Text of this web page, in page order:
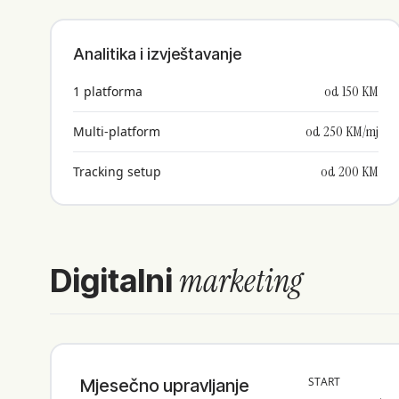
Analitika i izvještavanje
1 platforma od 150 KM
Multi-platform od 250 KM/mj
Tracking setup od 200 KM
Digitalnimarketing
Mjesečno upravljanje START